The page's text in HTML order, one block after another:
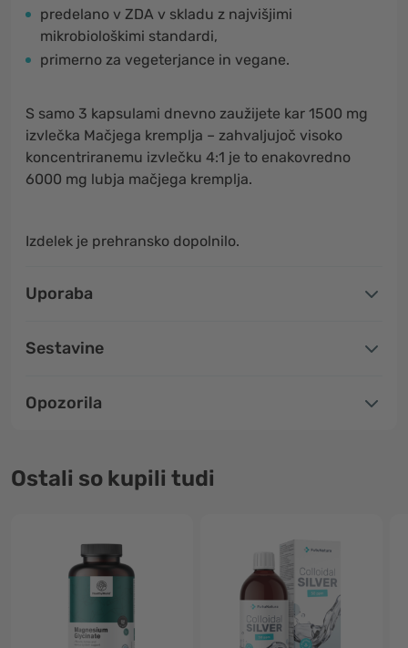
predelano v ZDA v skladu z najvišjimi
mikrobiološkimi standardi,
primerno za vegeterjance in vegane.
S samo 3 kapsulami dnevno zaužijete kar 1500 mg
izvlečka Mačjega kremplja – zahvaljujoč visoko
koncentriranemu izvlečku 4:1 je to enakovredno
6000 mg lubja mačjega kremplja.
Izdelek je prehransko dopolnilo.
Uporaba
Sestavine
Opozorila
Ostali so kupili tudi